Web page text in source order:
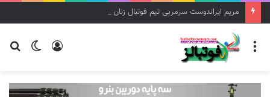
مریم ایراندوست سرمربی تیم فوتبال زنان استقلال شد
تغییر
ورود منو